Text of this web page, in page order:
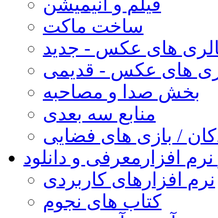
ساخت ماکت
های عکس - جدید
های عکس - قدیمی
بخش صدا و مصاحبه
منابع سه بعدی
/ بازی های فضایی
افزار معرفی و دانلود
نرم افزارهای کاربردی
کتاب های نجوم